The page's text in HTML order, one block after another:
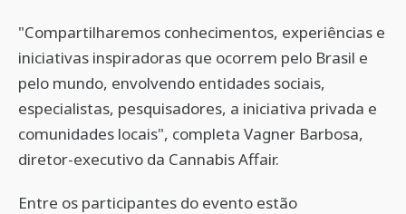
"Compartilharemos conhecimentos, experiências e
iniciativas inspiradoras que ocorrem pelo Brasil e
pelo mundo, envolvendo entidades sociais,
especialistas, pesquisadores, a iniciativa privada e
comunidades locais", completa Vagner Barbosa,
diretor-executivo da Cannabis Affair.
Entre os participantes do evento estão